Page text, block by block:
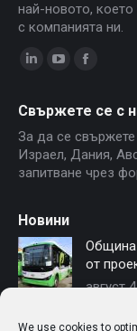
We use cookies to
най-новото, което
с компанията ни.
opens
in
new
opens
in
new
opens
in
new
Свържете се с
За да се
Израел, Дания,
запитване чрез
Новини
Община
от
август
София